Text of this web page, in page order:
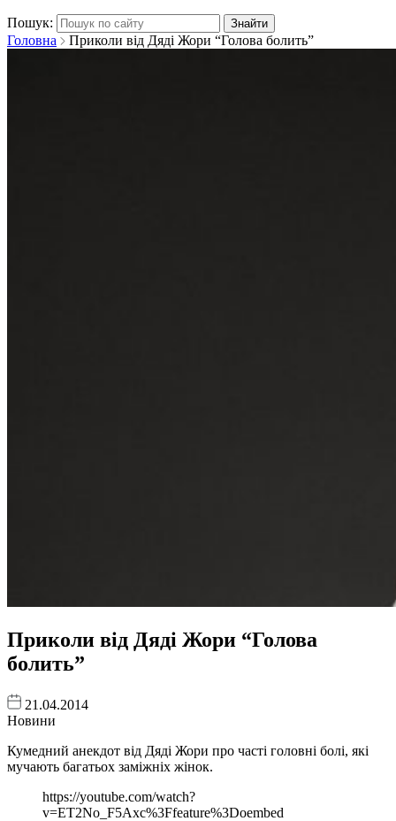
Пошук:
Головна
Приколи від Дяді Жори “Голова болить”
Приколи від Дяді Жори “Голова
болить”
21.04.2014
Новини
Кумедний анекдот від Дяді Жори про часті головні болі, які
мучають багатьох заміжніх жінок.
https://youtube.com/watch?
v=ET2No_F5Axc%3Ffeature%3Doembed